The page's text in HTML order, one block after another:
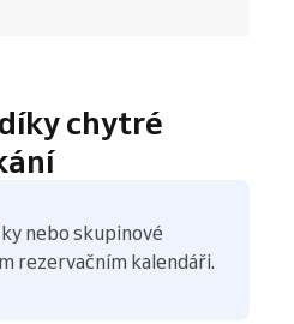
chytré
nebo skupinové
rezervačním kalendáři.